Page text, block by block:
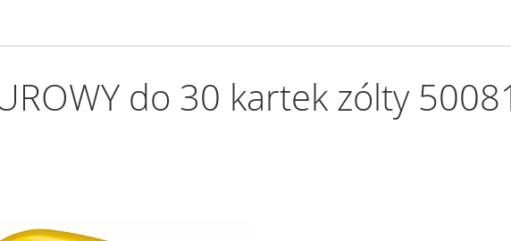
do 30 kartek zólty